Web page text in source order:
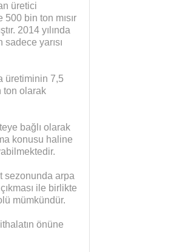
üretici
bin ton mısır
2014 yılında
yarısı
üretiminin 7,5
ton olarak
bağlı olarak
konusu haline
sezonunda arpa
ile birlikte
mümkündür.
önüne